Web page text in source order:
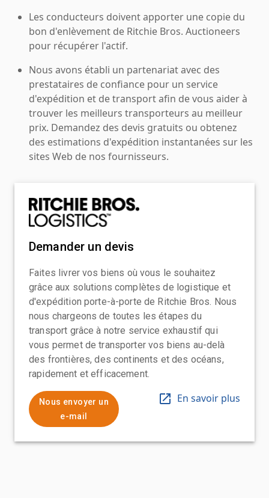
Les conducteurs doivent apporter une copie du
bon d'enlèvement de Ritchie Bros. Auctioneers
pour récupérer l'actif.
Nous avons établi un partenariat avec des
prestataires de confiance pour un service
d'expédition et de transport afin de vous aider à
trouver les meilleurs transporteurs au meilleur
prix. Demandez des devis gratuits ou obtenez
des estimations d'expédition instantanées sur les
sites Web de nos fournisseurs.
Demander un devis
Faites livrer vos biens où vous le souhaitez
grâce aux solutions complètes de logistique et
d'expédition porte-à-porte de Ritchie Bros. Nous
nous chargeons de toutes les étapes du
transport grâce à notre service exhaustif qui
vous permet de transporter vos biens au-delà
des frontières, des continents et des océans,
rapidement et efficacement.
Nous envoyer un
e-mail
En savoir plus